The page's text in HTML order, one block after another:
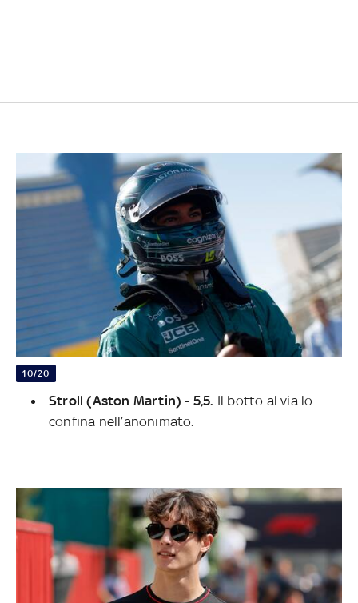
10/20
Stroll (Aston Martin) - 5,5. Il botto al via lo
confina nell’anonimato.